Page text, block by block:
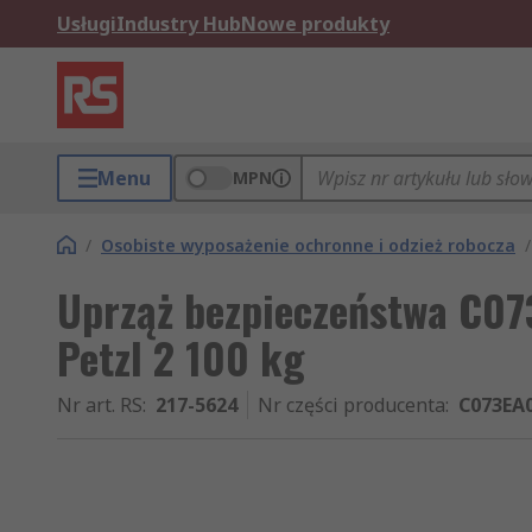
UsługiIndustry HubNowe produkty
Menu MPN
/ Osobiste wyposażenie ochronne i odzież robocza /
Uprząż bezpieczeństwa
Petzl 2 100 kg
Nr art. RS: 217-5624 Nr części producenta: